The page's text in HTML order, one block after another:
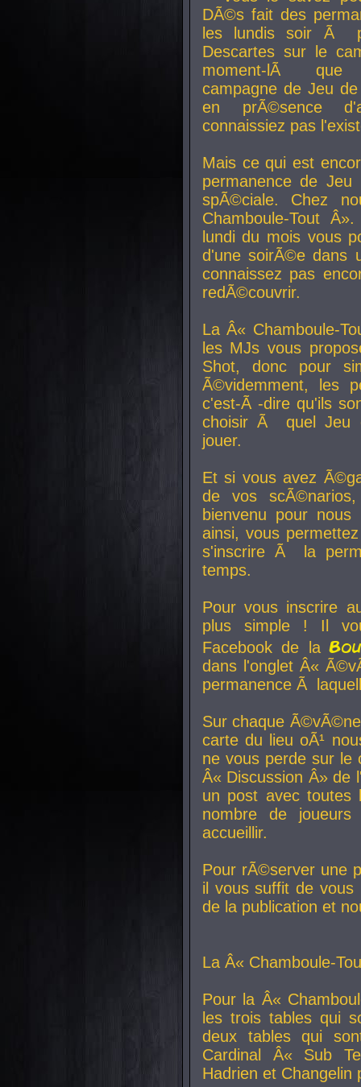
DÃ©s fait des
les lundis soir Ã
Descartes sur le
moment-lÃ que
campagne de Jeu
en prÃ©sence
connaissiez pas
Mais ce qui est
permanence de
spÃ©ciale. Chez
Chamboule-Tout
lundi du mois vous
d'une soirÃ©e dans
connaissez pas
redÃ©couvrir.
La Â« Chamboule-
les MJs vous
Shot, donc pour
Ã©videmment, les
c'est-Ã -dire qu'ils
choisir Ã quel Jeu
jouer.
Et si vous avez
de vos
bienvenu pour
ainsi, vous
s'inscrire Ã la
temps.
Pour vous inscrire
plus simple ! Il
Facebook de la
dans l'onglet Â«
permanence Ã
Sur chaque
carte du lieu oÃ¹
ne vous perde sur le
Â« Discussion Â» de
un post avec toutes
nombre de
accueillir.
Pour rÃ©server une
il vous suffit de vous
de la publication et
La Â« Chamboule-
Pour la Â«
les trois tables qui
deux tables qui
Cardinal
Â« Sub
Hadrien et Changelin